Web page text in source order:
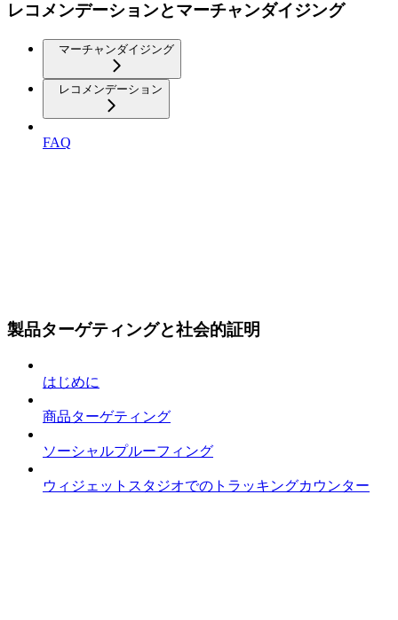
レコメンデーションとマーチャンダイジング
マーチャンダイジング
レコメンデーション
FAQ
製品ターゲティングと社会的証明
はじめに
商品ターゲティング
ソーシャルプルーフィング
ウィジェットスタジオでのトラッキングカウンター